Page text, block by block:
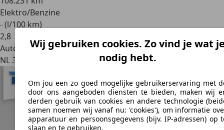
Wij gebruiken cookies. Zo vind je wat
nodig hebt.
Om jou een zo goed mogelijke gebruikerservaring met
door ons aangeboden diensten te bieden, maken wij
derden gebruik van cookies en andere technologie
samen noemen wij vanaf nu: 'cookies'), om informatie
apparatuur en persoonsgegevens (bijv. IP-adressen) op
slaan en te gebruiken.
Elektro/Benzine
- (l/100 km)
2,8
Autobedrijf
NL 3626 AA